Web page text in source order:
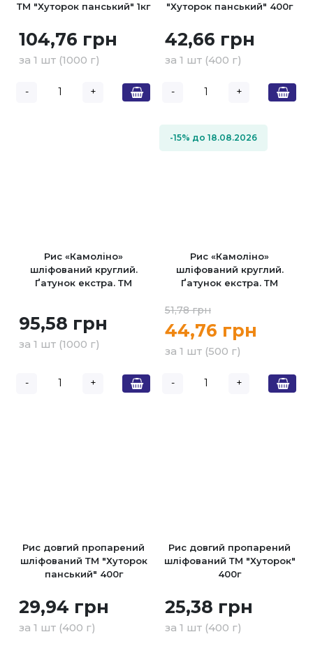
ТМ "Хуторок панський" 1кг
104,76 грн
за 1 шт (1000 г)
- +
"Хуторок панський" 400г
42,66 грн
за 1 шт (400 г)
- +
Рис «Камоліно»
шліфований круглий.
Ґатунок екстра. ТМ
95,58 грн
за 1 шт (1000 г)
- +
-15% до 18.08.2026
Рис «Камоліно»
шліфований круглий.
Ґатунок екстра. ТМ
51,78 грн
44,76 грн
за 1 шт (500 г)
- +
Рис довгий пропарений
шліфований ТМ "Хуторок
панський" 400г
29,94 грн
за 1 шт (400 г)
Рис довгий пропарений
шліфований ТМ "Хуторок"
400г
25,38 грн
за 1 шт (400 г)